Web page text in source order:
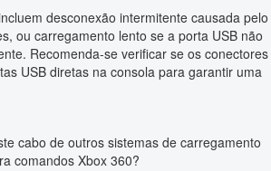
desconexão intermitente causada pelo
ou carregamento lento se a porta USB não
Recomenda-se verificar se os conectores
USB diretas na consola para garantir uma
cabo de outros sistemas de carregamento
comandos Xbox 360?